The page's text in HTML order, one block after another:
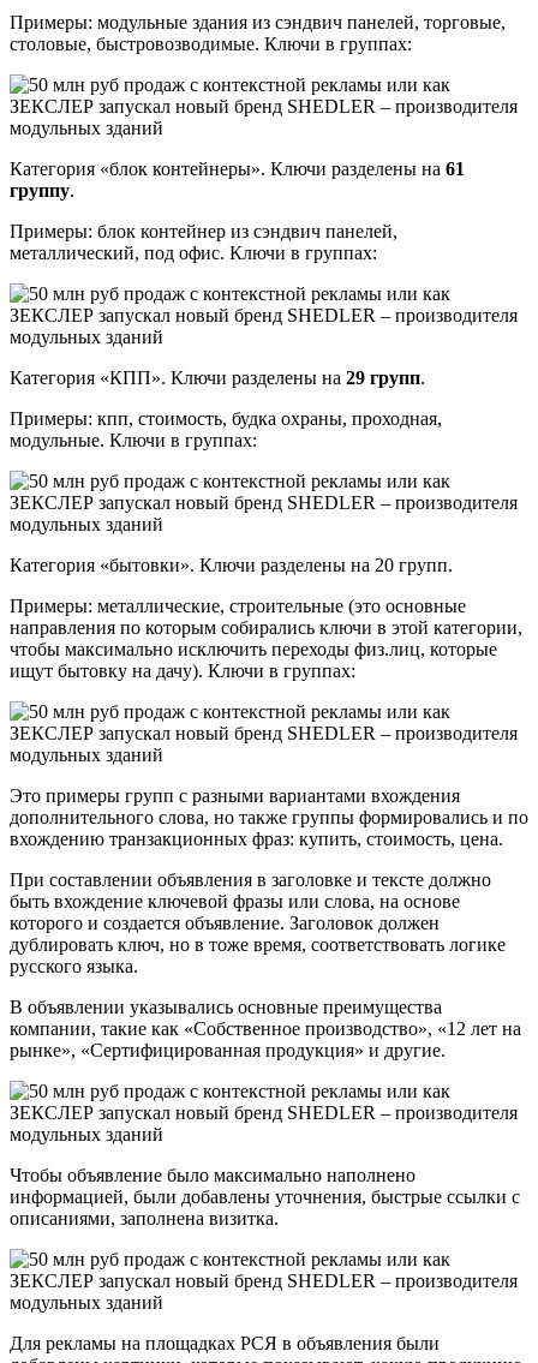
Примеры: модульные здания из сэндвич панелей, торговые,
столовые, быстровозводимые. Ключи в группах:
Категория «блок контейнеры». Ключи разделены на 61
группу.
Примеры: блок контейнер из сэндвич панелей,
металлический, под офис. Ключи в группах:
Категория «КПП». Ключи разделены на 29 групп.
Примеры: кпп, стоимость, будка охраны, проходная,
модульные. Ключи в группах:
Категория «бытовки». Ключи разделены на 20 групп.
Примеры: металлические, строительные (это основные
направления по которым собирались ключи в этой категории,
чтобы максимально исключить переходы физ.лиц, которые
ищут бытовку на дачу). Ключи в группах:
Это примеры групп с разными вариантами вхождения
дополнительного слова, но также группы формировались и по
вхождению транзакционных фраз: купить, стоимость, цена.
При составлении объявления в заголовке и тексте должно
быть вхождение ключевой фразы или слова, на основе
которого и создается объявление. Заголовок должен
дублировать ключ, но в тоже время, соответствовать логике
русского языка.
В объявлении указывались основные преимущества
компании, такие как «Собственное производство», «12 лет на
рынке», «Сертифицированная продукция» и другие.
Чтобы объявление было максимально наполнено
информацией, были добавлены уточнения, быстрые ссылки с
описаниями, заполнена визитка.
Для рекламы на площадках РСЯ в объявления были